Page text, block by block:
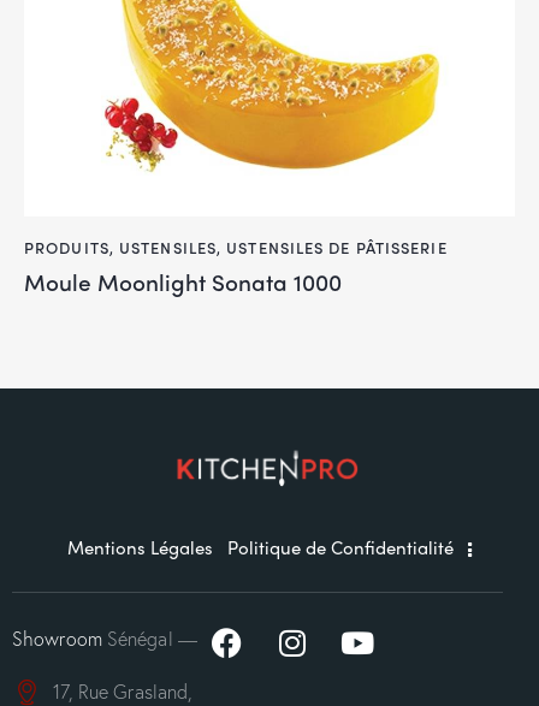
PRODUITS, USTENSILES, USTENSILES DE PÂTISSERIE
Moule Moonlight Sonata 1000
Mentions Légales Politique de Confidentialité
ShowroomSénégal —
17, Rue Grasland,